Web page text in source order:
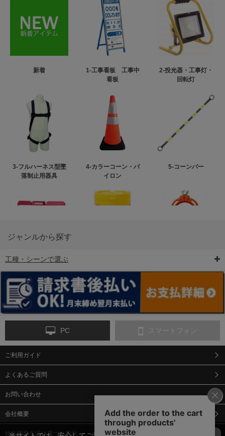
新着
1-工事看板 工事中
看板
2-投光器・工事灯・
回転灯
3-フルハーネス型墜
落制止用器具
4-カラーコーン・パ
イロン
5-コーンバー
6-矢印板/LED矢印板
ンス
9-点字マット・タイ
ジャンルから探す
工種・シーンで選ぶ
PC スマートフォン
ご利用ガイド
よくあるご質問
お問い合わせ
会社概要
特定商取引法に基づく表示